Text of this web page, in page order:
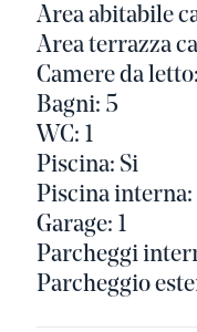
Area abitabile
Area terrazza
Camere da
Bagni: 5
WC: 1
Piscina: Si
Piscina interna:
Garage: 1
Parcheggi
Parcheggio